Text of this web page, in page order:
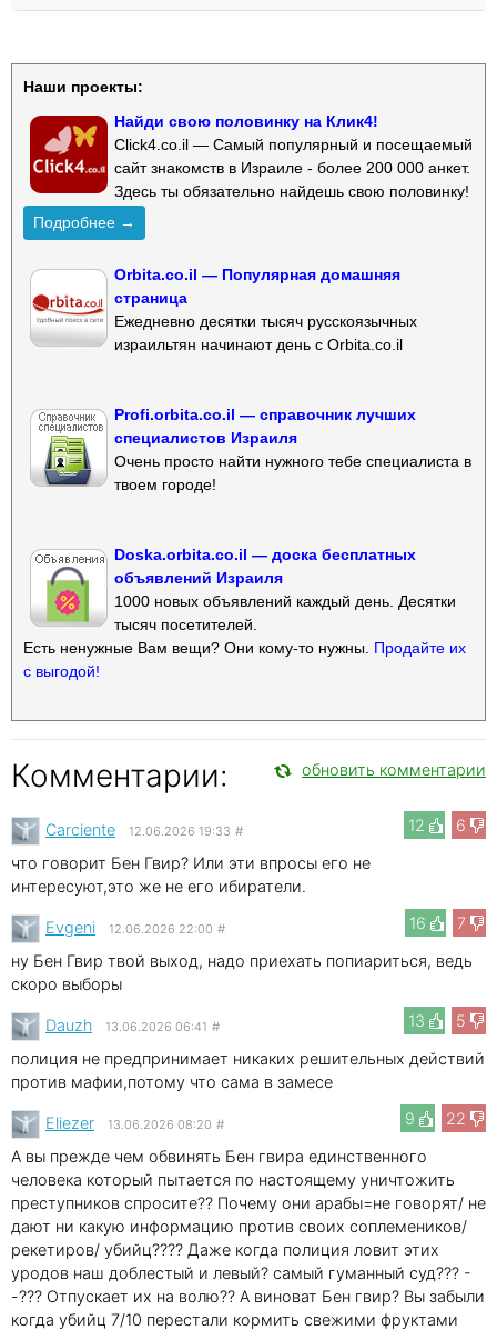
Наши проекты:
Найди свою половинку на Клик4!
Click4.co.il — Самый популярный и посещаемый
сайт знакомств в Израиле - более 200 000 анкет.
Здесь ты обязательно найдешь свою половинку!
Подробнее →
Orbita.co.il — Популярная домашняя
страница
Ежедневно десятки тысяч русскоязычных
израильтян начинают день с Orbita.co.il
Profi.orbita.co.il — справочник лучших
специалистов Израиля
Очень просто найти нужного тебе специалиста в
твоем городе!
Doska.orbita.co.il — доска бесплатных
объявлений Израиля
1000 новых объявлений каждый день. Десятки
тысяч посетителей.
Есть ненужные Вам вещи? Они кому-то нужны. Продайте их
с выгодой!
Комментарии: обновить комментарии
12 6
Carciente 12.06.2026 19:33 #
что говорит Бен Гвир? Или эти впросы его не
интересуют,это же не его ибиратели.
16
7
Evgeni 12.06.2026 22:00 #
ну Бен Гвир твой выход, надо приехать попиариться, ведь
скоро выборы
13
5
Dauzh 13.06.2026 06:41 #
полиция не предпринимает никаких решительных действий
против мафии,потому что сама в замесе
9
22
Eliezer 13.06.2026 08:20 #
А вы прежде чем обвинять Бен гвира единственного
человека который пытается по настоящему уничтожить
преступников спросите?? Почему они арабы=не говорят/ не
дают ни какую информацию против своих соплемеников/
рекетиров/ убийц???? Даже когда полиция ловит этих
уродов наш доблестый и левый? самый гуманный суд??? -
-??? Отпускает их на волю?? А виноват Бен гвир? Вы забыли
когда убийц 7/10 перестали кормить свежими фруктами